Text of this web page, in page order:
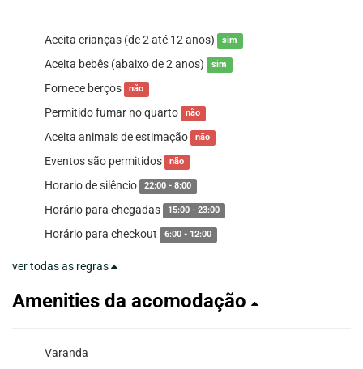
Aceita crianças (de 2 até 12 anos) sim
Aceita bebês (abaixo de 2 anos) sim
Fornece berços não
Permitido fumar no quarto não
Aceita animais de estimação não
Eventos são permitidos não
Horario de silêncio 22:00 - 8:00
Horário para chegadas 15:00 - 23:00
Horário para checkout 6:00 - 12:00
ver todas as regras
Amenities da acomodação
Varanda